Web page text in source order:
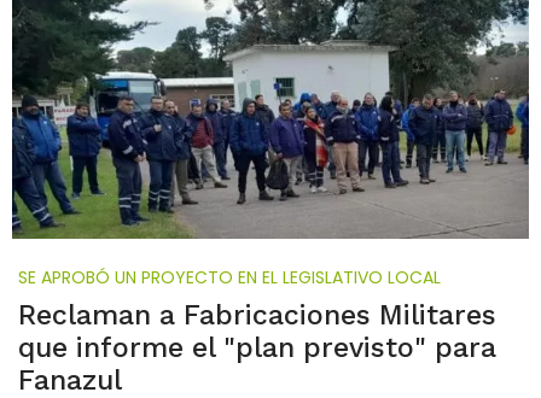
SE APROBÓ UN PROYECTO EN EL LEGISLATIVO LOCAL
Reclaman a Fabricaciones Militares
que informe el "plan previsto" para
Fanazul